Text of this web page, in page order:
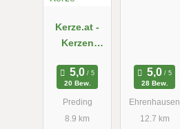
Kerze.at -
Kerzen
Handarbeit -
GEBURTSKE
RZE -
Hochzeitske
20 Bew.
Preding
8.9 km
28 Bew.
Ehrenhausen
12.7 km